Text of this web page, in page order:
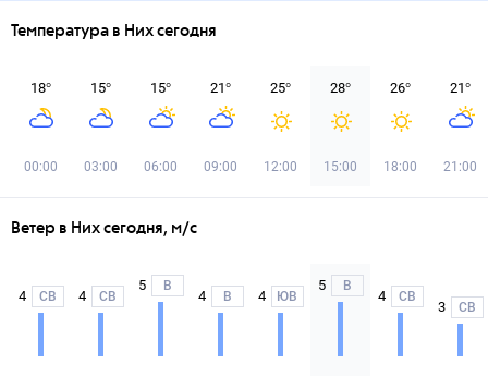
Температура в Них сегодня
18°
00:00
15°
03:00
15°
06:00
21°
09:00
25°
12:00
28°
15:00
26°
18:00
21°
21:00
Ветер в Них сегодня, м/с
4 СВ 4 СВ
5 В
4 В 4 ЮВ
5 В
4 СВ
3 СВ